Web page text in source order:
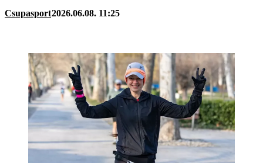
Csupasport2026.06.08. 11:25